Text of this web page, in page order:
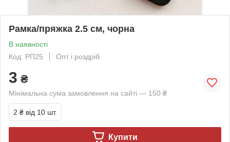
Рамка/пряжка 2.5 см, чорна
В наявності
Код: РП25
Опт і роздріб
3 ₴
Мінімальна сума замовлення на сайті — 150 ₴
2 ₴ від 10 шт.
Купити